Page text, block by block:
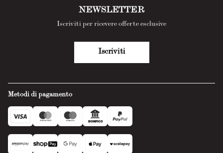
Metodi di pagamento
NEWSLETTER
Iscriviti per ricevere offerte esclusive
Iscriviti